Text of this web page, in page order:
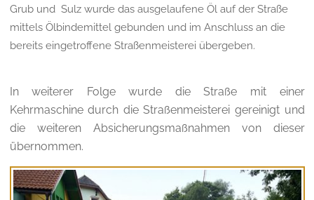
Grub und Sulz wurde das ausgelaufene Öl auf der Straße
mittels Ölbindemittel gebunden und im Anschluss an die
bereits eingetroffene Straßenmeisterei übergeben.
In weiterer Folge wurde die Straße mit einer
Kehrmaschine durch die Straßenmeisterei gereinigt und
die weiteren Absicherungsmaßnahmen von dieser
übernommen.